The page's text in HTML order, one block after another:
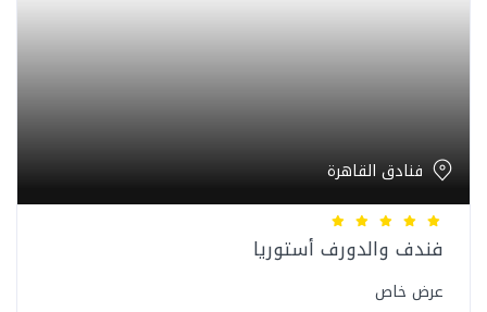
فنادق القاهرة
فندف والدورف أستوريا
عرض خاص